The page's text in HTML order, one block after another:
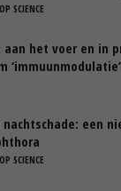
SCIENCE
aan het voer en in
transitieperiode
nachtschade: een
SCIENCE